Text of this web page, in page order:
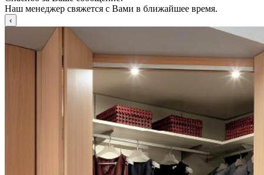
Наш менеджер свяжется с Вами в ближайшее время.